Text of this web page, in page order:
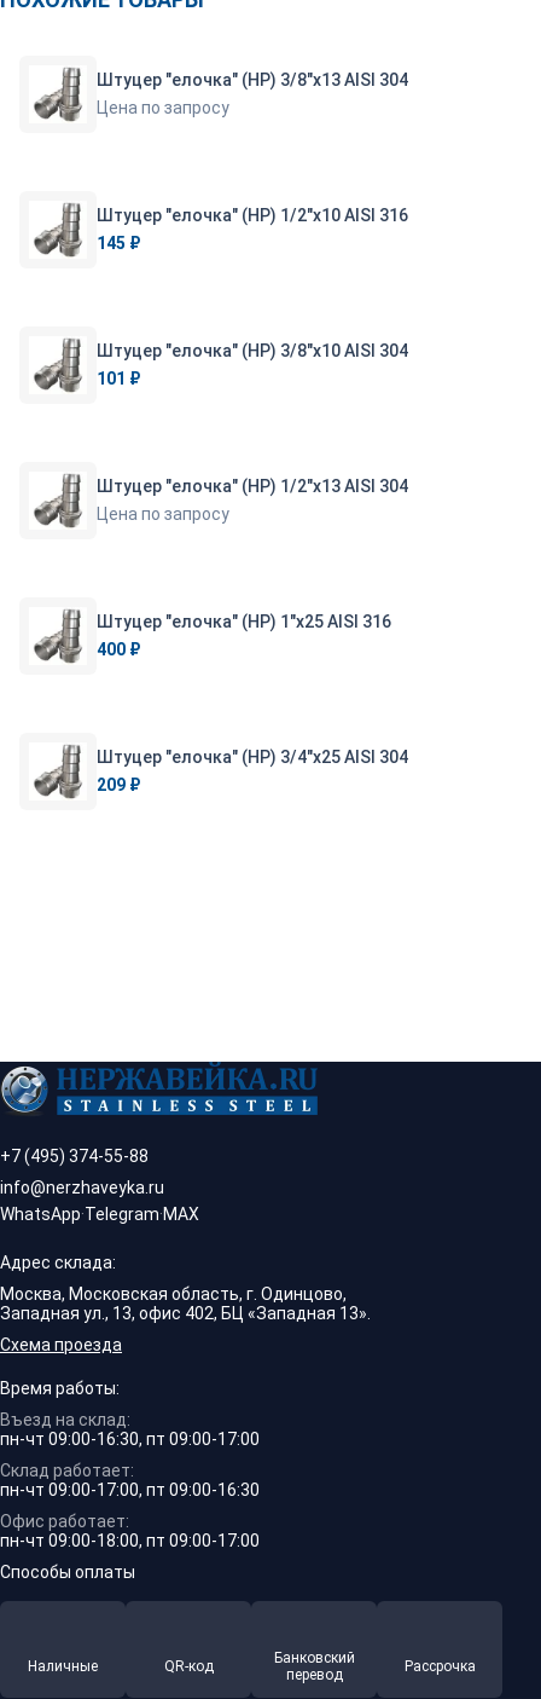
Штуцер "елочка" (НР) 3/8"х13 AISI 304
Цена по запросу
Штуцер "елочка" (НР) 1/2"х10 AISI 316
145 ₽
Штуцер "елочка" (НР) 3/8"х10 AISI 304
101 ₽
Штуцер "елочка" (НР) 1/2"х13 AISI 304
Цена по запросу
Штуцер "елочка" (НР) 1"х25 AISI 316
400 ₽
Штуцер "елочка" (НР) 3/4"х25 AISI 304
209 ₽
+7 (495) 374-55-88
info@nerzhaveyka.ru
WhatsApp·Telegram·MAX
Адрес склада:
Москва, Московская область, г. Одинцово,
Западная ул., 13, офис 402, БЦ «Западная 13».
Схема проезда
Время работы:
Въезд на склад:
пн-чт 09:00-16:30, пт 09:00-17:00
Склад работает:
пн-чт 09:00-17:00, пт 09:00-16:30
Офис работает:
пн-чт 09:00-18:00, пт 09:00-17:00
Способы оплаты
Наличные QR-код
Банковский
перевод
Рассрочка